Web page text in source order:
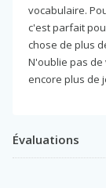
vocabulaire.
c'est parfait
chose de plus
N'oublie pas
encore plus de
Évaluations